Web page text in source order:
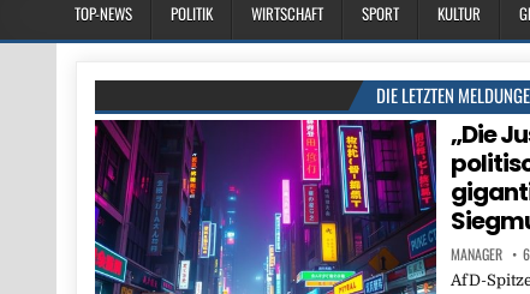
TOP-NEWS POLITIK WIRTSCHAFT SPORT KULTUR
DIE LETZTEN
„Die
MANAGER
AfD-